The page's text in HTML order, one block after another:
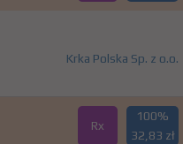
Krka Polska Sp. z o.o.
Rx
100%
32,83 zł